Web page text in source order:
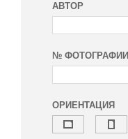
АВТОР
№ ФОТОГРАФИИ
ОРИЕНТАЦИЯ